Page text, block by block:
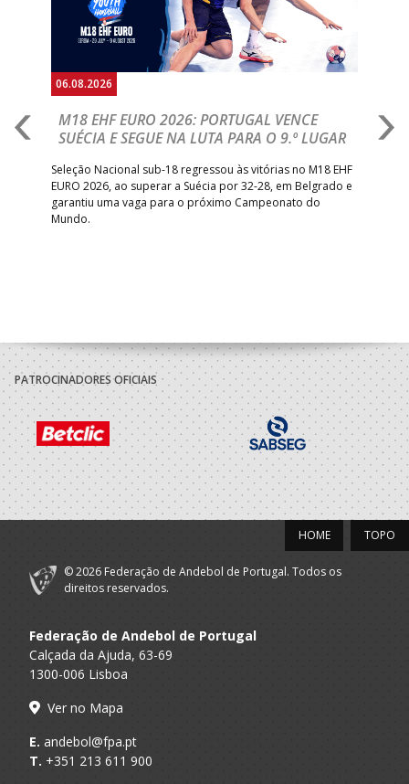
06.08.2026
M18 EHF EURO 2026: PORTUGAL VENCE
SUÉCIA E SEGUE NA LUTA PARA O 9.º LUGAR
Seleção Nacional sub-18 regressou às vitórias no M18 EHF
EURO 2026, ao superar a Suécia por 32-28, em Belgrado e
garantiu uma vaga para o próximo Campeonato do
Mundo.
PATROCINADORES OFICIAIS
TOPO
HOME
© 2026 Federação de Andebol de Portugal. Todos os
direitos reservados.
Federação de Andebol de Portugal
Calçada da Ajuda, 63-69
1300-006 Lisboa
Ver no Mapa
E. andebol@fpa.pt
T. +351 213 611 900